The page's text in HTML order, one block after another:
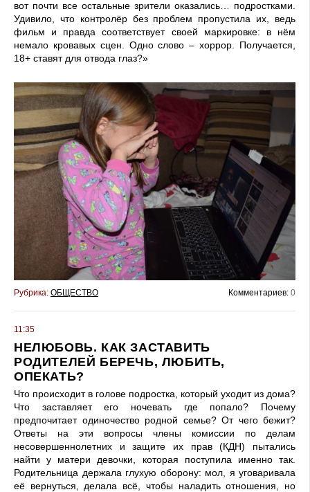
вот почти все остальные зрители оказались… подростками.
Удивило, что контролёр без проблем пропустила их, ведь
фильм и правда соответствует своей маркировке: в нём
немало кровавых сцен. Одно слово – хоррор. Получается,
18+ ставят для отвода глаз?»
Рубрика: ОБЩЕСТВО Комментариев: 0
11:35
НЕЛЮБОВЬ. КАК ЗАСТАВИТЬ
РОДИТЕЛЕЙ БЕРЕЧЬ, ЛЮБИТЬ,
ОПЕКАТЬ?
Что происходит в голове подростка, который уходит из дома?
Что заставляет его ночевать где попало? Почему
предпочитает одиночество родной семье? От чего бежит?
Ответы на эти вопросы члены комиссии по делам
несовершеннолетних и защите их прав (КДН) пытались
найти у матери девочки, которая поступила именно так.
Родительница держала глухую оборону: мол, я уговаривала
её вернуться, делала всё, чтобы наладить отношения, но